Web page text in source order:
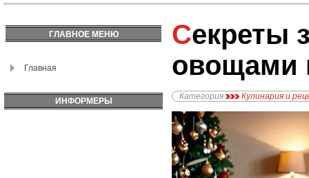
ГЛАВНОЕ МЕНЮ
Главная
ИНФОРМЕРЫ
Секреты запеканки с
овощами
Категория Кулинария и